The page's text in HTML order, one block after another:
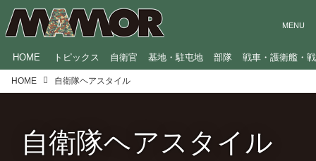
HOME トピックス 自衛官 基地・駐屯地 部隊 戦車・護衛艦・
HOME 自衛隊ヘアスタイル
自衛隊ヘアスタイル